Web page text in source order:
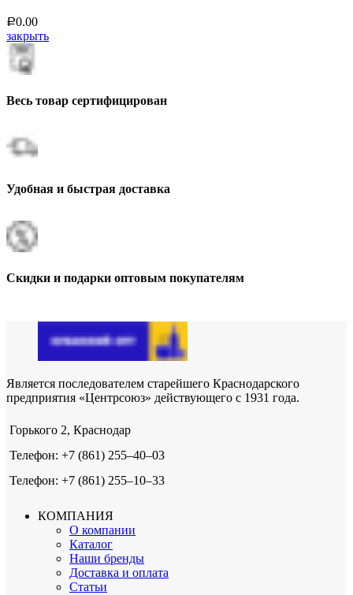
Р0.00
закрыть
Весь товар сертифицирован
Удобная и быстрая доставка
Скидки и подарки оптовым покупателям
Является последователем старейшего Краснодарского
предприятия «Центрсоюз» действующего с 1931 года.
Горького 2, Краснодар
Телефон: +7 (861) 255‒40‒03
Телефон: +7 (861) 255‒10‒33
КОМПАНИЯ
О компании
Каталог
Наши бренды
Доставка и оплата
Статьи